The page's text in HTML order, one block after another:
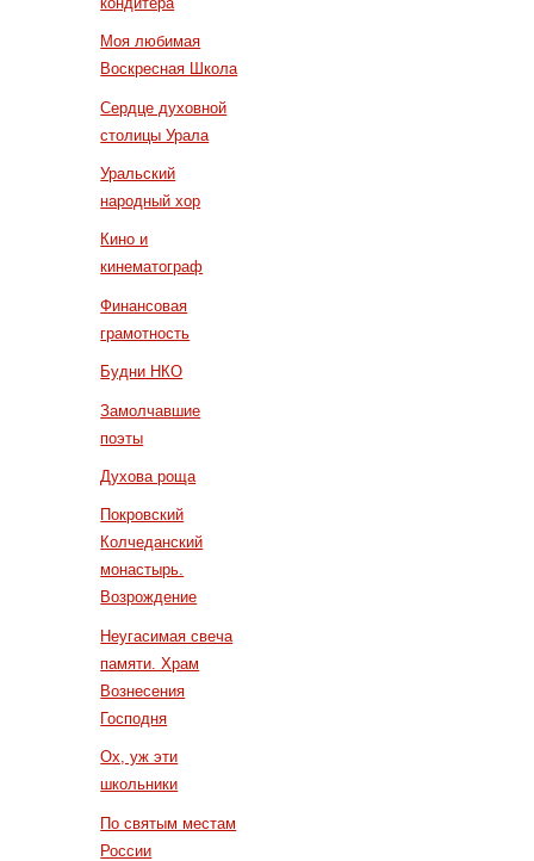
Моя любимая
Воскресная Школа
Сердце духовной
столицы Урала
Уральский
народный хор
Кино и
кинематограф
Финансовая
грамотность
Будни НКО
Замолчавшие
поэты
Духова роща
Покровский
Колчеданский
монастырь.
Возрождение
Неугасимая свеча
памяти. Храм
Вознесения
Господня
Ох, уж эти
школьники
По святым местам
России